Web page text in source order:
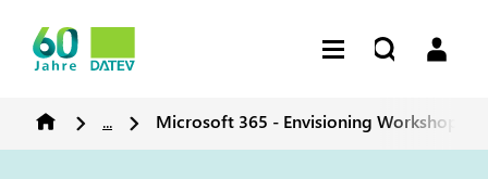
... Microsoft 365 - Envisioning Workshop